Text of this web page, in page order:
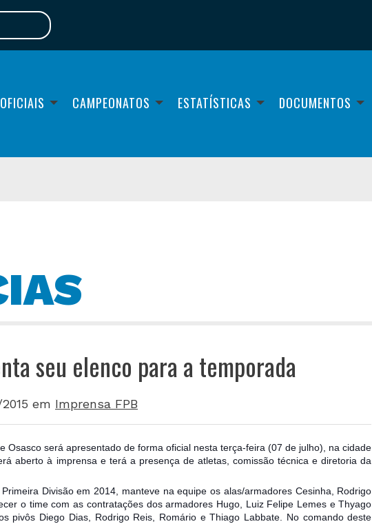
OFICIAIS CAMPEONATOS ESTATÍSTICAS DOCUMENTOS
seu elenco para a temporada
em Imprensa FPB
Osasco será apresentado de forma oficial nesta terça-feira (07 de julho), na cidade
aberto à imprensa e terá a presença de atletas, comissão técnica e diretoria da
Divisão em 2014, manteve na equipe os alas/armadores Cesinha, Rodrigo
o time com as contratações dos armadores Hugo, Luiz Felipe Lemes e Thyago
pivôs Diego Dias, Rodrigo Reis, Romário e Thiago Labbate. No comando deste